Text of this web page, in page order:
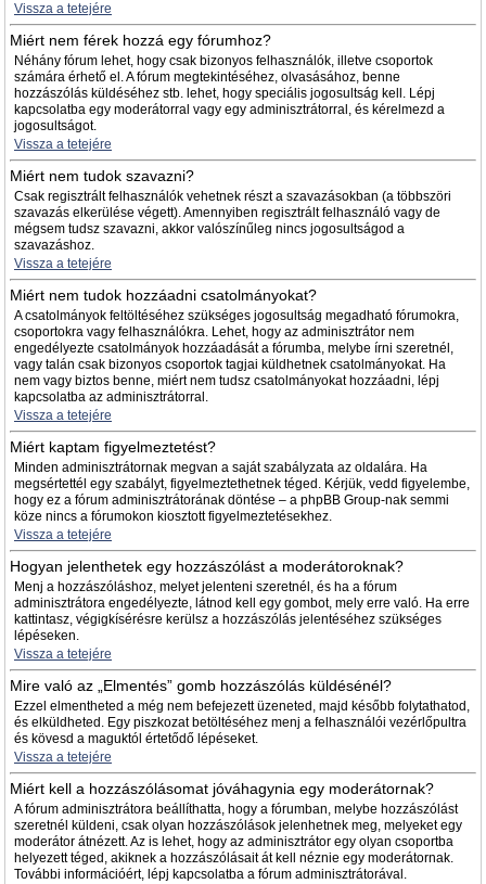
Vissza a tetejére
Miért nem férek hozzá egy fórumhoz?
Néhány fórum lehet, hogy csak bizonyos felhasználók, illetve csoportok
számára érhető el. A fórum megtekintéséhez, olvasásához, benne
hozzászólás küldéséhez stb. lehet, hogy speciális jogosultság kell. Lépj
kapcsolatba egy moderátorral vagy egy adminisztrátorral, és kérelmezd a
jogosultságot.
Vissza a tetejére
Miért nem tudok szavazni?
Csak regisztrált felhasználók vehetnek részt a szavazásokban (a többszöri
szavazás elkerülése végett). Amennyiben regisztrált felhasználó vagy de
mégsem tudsz szavazni, akkor valószínűleg nincs jogosultságod a
szavazáshoz.
Vissza a tetejére
Miért nem tudok hozzáadni csatolmányokat?
A csatolmányok feltöltéséhez szükséges jogosultság megadható fórumokra,
csoportokra vagy felhasználókra. Lehet, hogy az adminisztrátor nem
engedélyezte csatolmányok hozzáadását a fórumba, melybe írni szeretnél,
vagy talán csak bizonyos csoportok tagjai küldhetnek csatolmányokat. Ha
nem vagy biztos benne, miért nem tudsz csatolmányokat hozzáadni, lépj
kapcsolatba az adminisztrátorral.
Vissza a tetejére
Miért kaptam figyelmeztetést?
Minden adminisztrátornak megvan a saját szabályzata az oldalára. Ha
megsértettél egy szabályt, figyelmeztethetnek téged. Kérjük, vedd figyelembe,
hogy ez a fórum adminisztrátorának döntése – a phpBB Group-nak semmi
köze nincs a fórumokon kiosztott figyelmeztetésekhez.
Vissza a tetejére
Hogyan jelenthetek egy hozzászólást a moderátoroknak?
Menj a hozzászóláshoz, melyet jelenteni szeretnél, és ha a fórum
adminisztrátora engedélyezte, látnod kell egy gombot, mely erre való. Ha erre
kattintasz, végigkísérésre kerülsz a hozzászólás jelentéséhez szükséges
lépéseken.
Vissza a tetejére
Mire való az „Elmentés” gomb hozzászólás küldésénél?
Ezzel elmentheted a még nem befejezett üzeneted, majd később folytathatod,
és elküldheted. Egy piszkozat betöltéséhez menj a felhasználói vezérlőpultra
és kövesd a maguktól értetődő lépéseket.
Vissza a tetejére
Miért kell a hozzászólásomat jóváhagynia egy moderátornak?
A fórum adminisztrátora beállíthatta, hogy a fórumban, melybe hozzászólást
szeretnél küldeni, csak olyan hozzászólások jelenhetnek meg, melyeket egy
moderátor átnézett. Az is lehet, hogy az adminisztrátor egy olyan csoportba
helyezett téged, akiknek a hozzászólásait át kell néznie egy moderátornak.
További információért, lépj kapcsolatba a fórum adminisztrátorával.